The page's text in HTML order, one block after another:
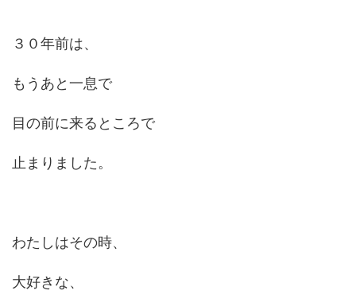
３０年前は、
もうあと一息で
目の前に来るところで
止まりました。
わたしはその時、
大好きな、